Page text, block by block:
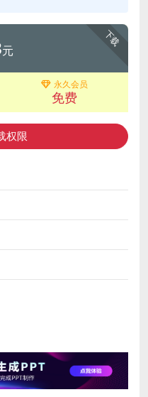
下载
元
永久会员
免费
权限